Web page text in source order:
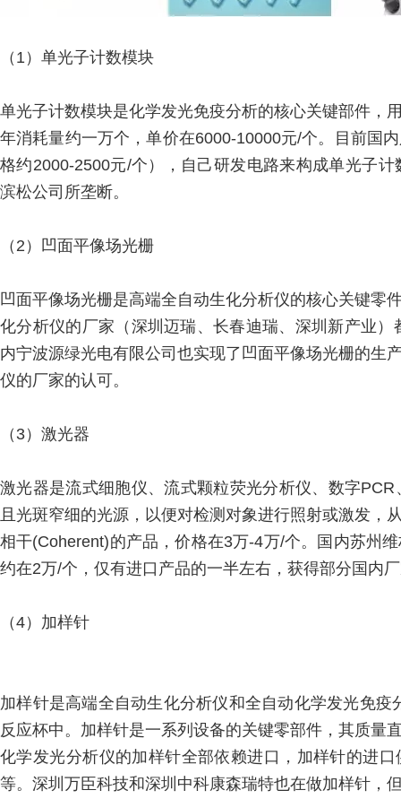
（1）单光子计数模块
单光子计数模块是化学发光免疫分析的核心关键部件，
年消耗量约一万个，单价在6000-10000元/个。目前国
格约2000-2500元/个），自己研发电路来构成单光子
滨松公司所垄断。
（2）凹面平像场光栅
凹面平像场光栅是高端全自动生化分析仪的核心关键零
化分析仪的厂家（深圳迈瑞、长春迪瑞、深圳新产业
内宁波源绿光电有限公司也实现了凹面平像场光栅的生
仪的厂家的认可。
（3）激光器
激光器是流式细胞仪、流式颗粒荧光分析仪、数字
且光斑窄细的光源，以便对检测对象进行照射或激发
相干(Coherent)的产品，价格在3万-4万/个。国内苏州
约在2万/个，仅有进口产品的一半左右，获得部分国内
（4）加样针
加样针是高端全自动生化分析仪和全自动化学发光免
反应杯中。加样针是一系列设备的关键零部件，其质量
化学发光分析仪的加样针全部依赖进口，加样针的进
等。深圳万臣科技和深圳中科康森瑞特也在做加样针，